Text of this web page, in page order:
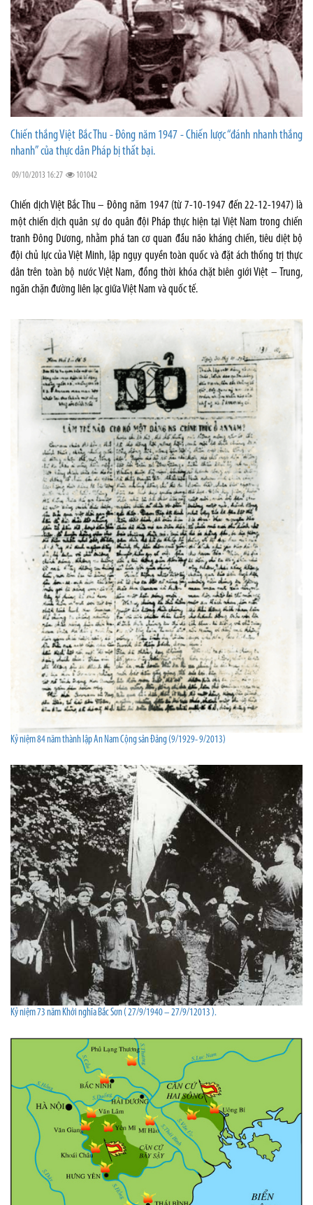
Chiến thắng Việt Bắc Thu - Đông năm 1947 - Chiến lược “đánh nhanh thắng
nhanh” của thực dân Pháp bị thất bại.
09/10/2013 16:27 101042
Chiến dịch Việt Bắc Thu – Đông năm 1947 (từ 7-10-1947 đến 22-12-1947) là
một chiến dịch quân sự do quân đội Pháp thực hiện tại Việt Nam trong chiến
tranh Đông Dương, nhằm phá tan cơ quan đầu não kháng chiến, tiêu diệt bộ
đội chủ lực của Việt Minh, lập ngụy quyền toàn quốc và đặt ách thống trị thực
dân trên toàn bộ nước Việt Nam, đồng thời khóa chặt biên giới Việt – Trung,
ngăn chặn đường liên lạc giữa Việt Nam và quốc tế.
Kỷ niệm 84 năm thành lập An Nam Cộng sản Đảng (9/1929- 9/2013)
Kỷ niệm 73 năm Khởi nghĩa Bắc Sơn ( 27/9/1940 – 27/9/12013 ).